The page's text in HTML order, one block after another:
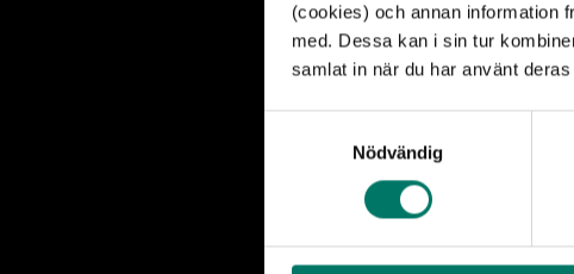
(cookies) och annan information
med. Dessa kan i sin tur
samlat in när du har använt
Nödvändig
Gå in i ett ånglok
Nu är det fritt fram
Sonnys moppe
tidningsförsäljare